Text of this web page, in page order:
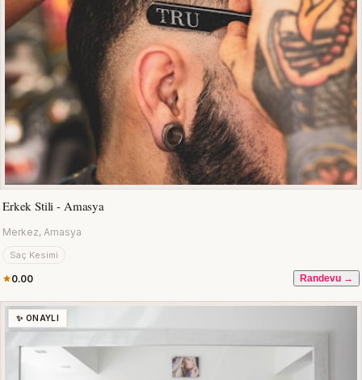
Erkek Stili - Amasya
Merkez, Amasya
Saç Kesimi
0.00 Randevu →
✨ ONAYLI